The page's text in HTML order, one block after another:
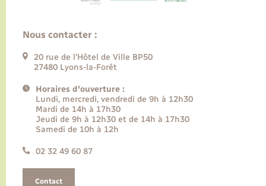
Nous contacter :
20 rue de l’Hôtel de Ville BP50
27480 Lyons-la-Forêt
Horaires d'ouverture :
Lundi, mercredi, vendredi de 9h à 12h30
Mardi de 14h à 17h30
Jeudi de 9h à 12h30 et de 14h à 17h30
Samedi de 10h à 12h
02 32 49 60 87
Contact